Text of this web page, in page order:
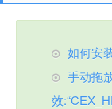
如何安
手动拖
效